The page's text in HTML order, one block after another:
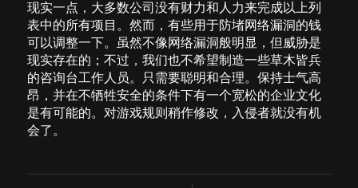
现实一点，大多数公司没有财力和人力来完成以上列
表中的所有项目。然而，有些用于防堵网络漏洞的钱
可以调整一下。虽然不像网络漏洞般明显，但威胁是
现实存在的；不过，我们也不希望制造一些草木皆兵
的咨询台工作人员。只需要聪明和合理。保持士气高
昂，并在不牺牲安全的条件下有一个宽松的企业文化
是有可能的。对游戏规则稍作修改，入侵者就没有机
会了。